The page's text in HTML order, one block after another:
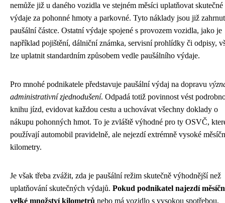
nemůže již u daného vozidla ve stejném měsíci uplatňovat skutečné
výdaje za pohonné hmoty a parkovné. Tyto náklady jsou již
paušální částce. Ostatní výdaje spojené s provozem vozidla, jako je
například pojištění, dálniční známka, servisní prohlídky či odpisy,
lze uplatnit standardním způsobem vedle paušálního výdaje.
Pro mnohé podnikatele představuje paušální výdaj na dopravu
administrativní zjednodušení. Odpadá totiž povinnost vést
knihu jízd, evidovat každou cestu a uchovávat všechny doklady o
nákupu pohonných hmot. To je zvláště výhodné pro ty OSVČ,
používají automobil pravidelně, ale nejezdí extrémně vysoké
kilometry.
Je však třeba zvážit, zda je paušální režim skutečně výhodnější než
uplatňování skutečných výdajů. Pokud podnikatel najezdí
velké množství kilometrů nebo má vozidlo s vysokou spotřebou,